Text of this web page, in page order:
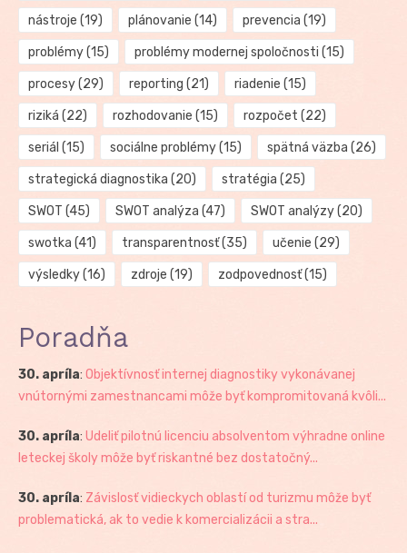
nástroje (19) plánovanie (14) prevencia (19)
problémy(15) problémy modernej spoločnosti (15)
procesy(29) reporting (21) riadenie (15)
riziká (22) rozhodovanie (15) rozpočet (22)
seriál (15) sociálne problémy(15) spätná väzba (26)
strategická diagnostika (20) stratégia (25)
SWOT (45) SWOT analýza (47) SWOT analýzy(20)
swotka (41) transparentnosť(35) učenie (29)
výsledky(16) zdroje (19) zodpovednosť(15)
Poradňa
30. apríla: Objektívnosť internej diagnostiky vykonávanej
vnútornými zamestnancami môže byť kompromitovaná kvôli...
30. apríla: Udeliť pilotnú licenciu absolventom výhradne online
leteckej školy môže byť riskantné bez dostatočný...
30. apríla: Závislosť vidieckych oblastí od turizmu môže byť
problematická, ak to vedie k komercializácii a stra...